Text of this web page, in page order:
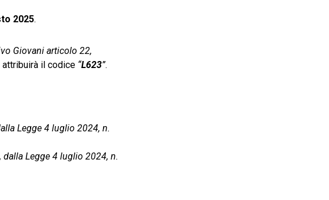
2025.
Giovani articolo 22,
attribuirà il codice “L623”.
Legge 4 luglio 2024, n.
Legge 4 luglio 2024, n.